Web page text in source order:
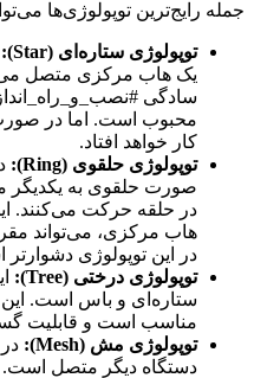
جمله رایج‌ترین توپولوژی‌ها
توپولوژی ستاره‌ای (Star):
یک هاب مرکزی متصل
سادگی
محبوب است. اما در
کار خواهد افتاد.
توپولوژی حلقوی (Ring):
صورت حلقوی به یکدیگر
در حلقه حرکت می‌کنند.
هاب مرکزی، می‌تواند
در این توپولوژی
توپولوژی درختی (Tree):
ستاره‌ای و باس است.
مناسب است و قابلیت
توپولوژی مش (Mesh):